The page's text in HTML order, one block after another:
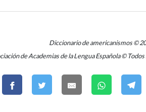
Diccionario de americanismos ©
de Academias de la Lengua Española ©